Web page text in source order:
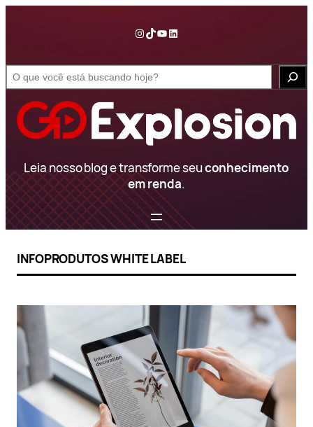
conteúdo
InstagramTikTok YouTube LinkedIn
e
Leia nosso blog e transforme seuconhecimento
em renda.
INFOPRODUTOS WHITE LABEL